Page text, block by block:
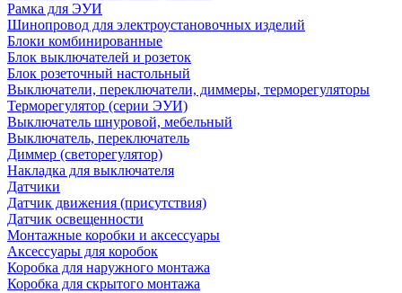
Рамка для ЭУИ
Шинопровод для электроустановочных изделий
Блоки комбинированные
Блок выключателей и розеток
Блок розеточный настольный
Выключатели, переключатели, диммеры, терморегуляторы
Терморегулятор (серии ЭУИ)
Выключатель шнуровой, мебельный
Выключатель, переключатель
Диммер (светорегулятор)
Накладка для выключателя
Датчики
Датчик движения (присутствия)
Датчик освещенности
Монтажные коробки и аксессуары
Аксессуары для коробок
Коробка для наружного монтажа
Коробка для скрытого монтажа